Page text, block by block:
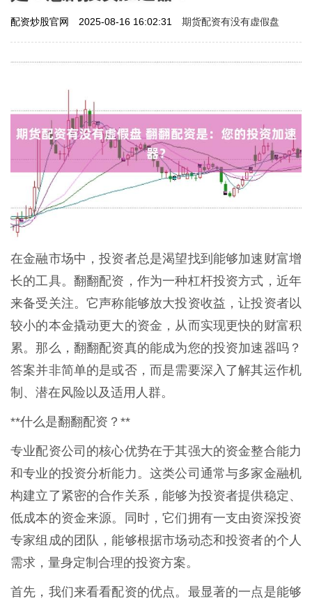
配资炒股官网 2025-08-16 16:02:31 期货配资有没有虚假盘
在金融市场中，投资者总是渴望找到能够加速财富增
长的工具。翻翻配资，作为一种杠杆投资方式，近年
来备受关注。它声称能够放大投资收益，让投资者以
较小的本金撬动更大的资金，从而实现更快的财富积
累。那么，翻翻配资真的能成为您的投资加速器吗？
答案并非简单的是或否，而是需要深入了解其运作机
制、潜在风险以及适用人群。
**什么是翻翻配资？**
专业配资公司的核心优势在于其强大的资金整合能力
和专业的投资分析能力。这类公司通常与多家金融机
构建立了紧密的合作关系，能够为投资者提供稳定、
低成本的资金来源。同时，它们拥有一支由资深投资
专家组成的团队，能够根据市场动态和投资者的个人
需求，量身定制合理的投资方案。
首先，我们来看看配资的优点。最显著的一点是能够